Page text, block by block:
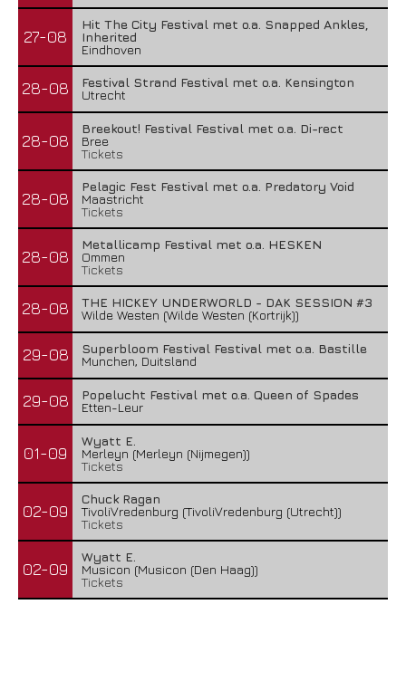
27-08
Hit The City Festival met o.a. Snapped Ankles,
Inherited
Eindhoven
28-08
Festival Strand Festival met o.a. Kensington
Utrecht
28-08
Breekout! Festival Festival met o.a. Di-rect
Bree
Tickets
28-08
Pelagic Fest Festival met o.a. Predatory Void
Maastricht
Tickets
28-08
Metallicamp Festival met o.a. HESKEN
Ommen
Tickets
28-08
THE HICKEY UNDERWORLD - DAK SESSION #3
Wilde Westen (Wilde Westen (Kortrijk))
29-08
Superbloom Festival Festival met o.a. Bastille
Munchen, Duitsland
29-08
Popelucht Festival met o.a. Queen of Spades
Etten-Leur
01-09
Wyatt E.
Merleyn (Merleyn (Nijmegen))
Tickets
02-09
Chuck Ragan
TivoliVredenburg (TivoliVredenburg (Utrecht))
Tickets
02-09
Wyatt E.
Musicon (Musicon (Den Haag))
Tickets